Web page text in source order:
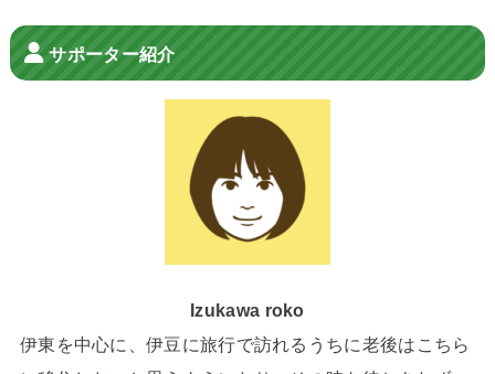
サポーター紹介
Izukawa roko
伊東を中心に、伊豆に旅行で訪れるうちに老後はこちら